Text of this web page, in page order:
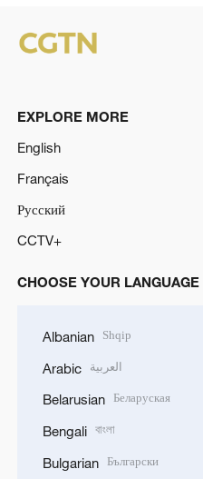
EXPLORE MORE
English
Français
Русский
CCTV+
CHOOSE YOUR LANGUAGE
Albanian Shqip
Arabic العربية
Belarusian Беларуская
Bengali বাংলা
Bulgarian Български